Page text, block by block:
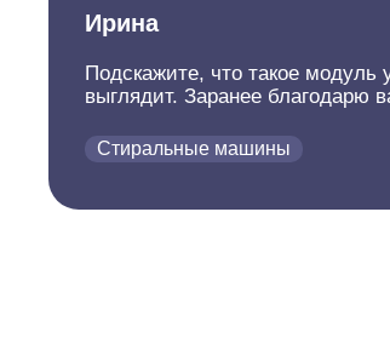
Ирина
Подскажите, что такое
выглядит. Заранее благодарю
Стиральные машины